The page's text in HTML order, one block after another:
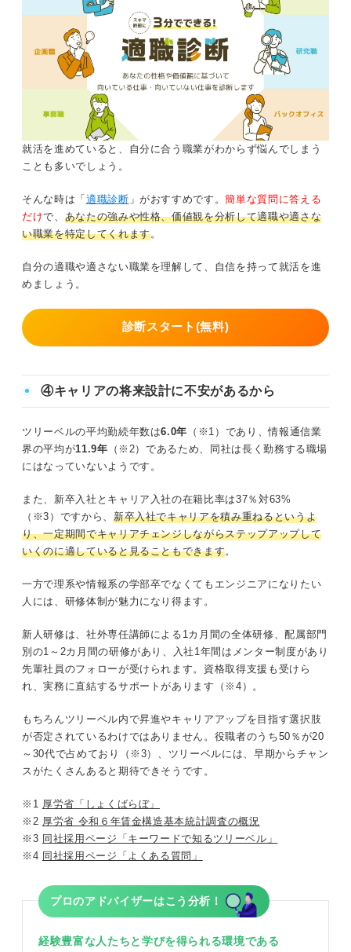
就活を進めていると、自分に合う職業がわからず悩んでしまう
ことも多いでしょう。
そんな時は「適職診断 」がおすすめです。簡単な質問に答える
だけで、 あなたの強みや性格、価値観を分析して適職や適さな
い職業を特定してくれます。
自分の適職や適さない職業を理解して、自信を持って就活を進
めましょう。
診断スタート(無料)
④キャリアの将来設計に不安があるから
ツリーベルの平均勤続年数は6.0年 （※1）であり、情報通信業
界の平均が11.9年 （※2）であるため、同社は長く勤務する職場
にはなっていないようです。
また、新卒入社とキャリア入社の在籍比率は37％対63%
（※3）ですから、 新卒入社でキャリアを積み重ねるというよ
り、一定期間でキャリアチェンジしながらステップアップして
いくのに適していると見ることもできます。
一方で理系や情報系の学部卒でなくてもエンジニアになりたい
人には、研修体制が魅力になり得ます。
新人研修は、社外専任講師による1カ月間の全体研修、配属部門
別の1～2カ月間の研修があり、入社1年間はメンター制度があり
先輩社員のフォローが受けられます。資格取得支援も受けら
れ、実務に直結するサポートがあります（※4）。
もちろんツリーベル内で昇進やキャリアアップを目指す選択肢
が否定されているわけではありません。役職者のうち50％が20
～30代で占めており（※3）、ツリーベルには、早期からチャン
スがたくさんあると期待できそうです。
※1 厚労省「しょくばらぼ」
※2 厚労省 令和６年賃金構造基本統計調査の概況
※3 同社採用ページ「キーワードで知るツリーベル」
※4 同社採用ページ「よくある質問」
プロのアドバイザーはこう分析！
経験豊富な人たちと学びを得られる環境である